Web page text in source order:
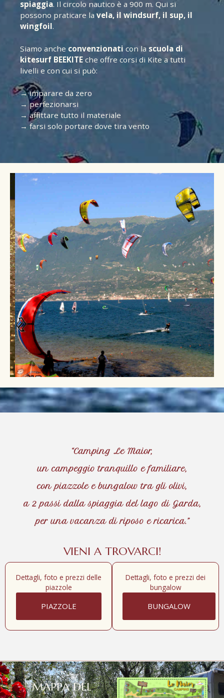
spiaggia. Il circolo nautico è a 900 m. Qui si
possono praticare la vela, il windsurf, il sup, il
wingfoil.
Siamo anche convenzionati con la scuola di
kitesurf BEEKITE che offre corsi di Kite a tutti
livelli e con cui si può:
→ imparare da zero
→ perfezionarsi
→ affittare tutto il materiale
→ farsi solo portare dove tira vento
“Camping Le Maior,
un campeggio tranquillo e familiare,
con piazzole e bungalow tra gli olivi,
a 2 passi dalla spiaggia del lago di Garda,
per una vacanza di riposo e ricarica.”
VIENI A TROVARCI!
Dettagli, foto e prezzi delle
piazzole
PIAZZOLE
Dettagli, foto e prezzi dei
bungalow
BUNGALOW
MAPPA DEL